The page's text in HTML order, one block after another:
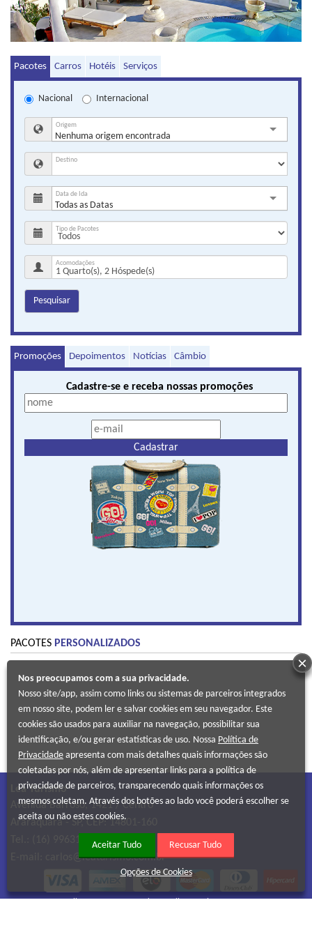
Pacotes Carros Hotéis Serviços
Nacional Internacional
Origem
Nenhuma origem encontrada
Destino
Data de Ida
Todas as Datas
Tipo de Pacotes
Acomodações
Pesquisar
Promoções Depoimentos Notícias Câmbio
Cadastre-se e receba nossas promoções
PACOTES PERSONALIZADOS
Lea Turismo
Avenida Barroso, 1421 / Centro
Araraquara- SP, CEP:14801-160
(16) 99631-2223
carlos@leaturismo.com.br
Marilea Assunta Fernandes Da Silva Pereira Araraquara - MeCNPJ:
Nos preocupamos com a sua privacidade.
Nosso site/app, assim como links ou sistemas de parceiros integrados
em nosso site, podem ler e salvar cookies em seu navegador. Este
cookies são usados para auxiliar na navegação, possibilitar sua
identificação, e/ou gerar estatísticas de uso. Nossa Política de
Privacidade apresenta com mais detalhes quais informações são
coletadas por nós, além de apresentar links para a política de
privacidade de parceiros, transparecendo quais informações os
mesmos coletam. Através dos botões ao lado você poderá escolher se
aceita ou não estes cookies.
Aceitar Tudo Recusar Tudo
Opções de Cookies
×